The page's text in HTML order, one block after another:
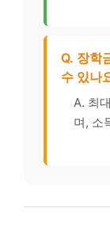
Q. 장학
수 있나
A. 최
며, 소